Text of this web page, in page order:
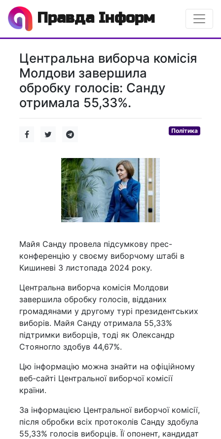
Правда Інформ
Центральна виборча комісія
Молдови завершила
обробку голосів: Санду
отримала 55,33%.
Політика
Майя Санду провела підсумкову прес-
конференцію у своєму виборчому штабі в
Кишиневі 3 листопада 2024 року.
Центральна виборча комісія Молдови
завершила обробку голосів, відданих
громадянами у другому турі президентських
виборів. Майя Санду отримала 55,33%
підтримки виборців, тоді як Олександр
Стояногло здобув 44,67%.
Цю інформацію можна знайти на офіційному
веб-сайті Центральної виборчої комісії
країни.
За інформацією Центральної виборчої комісії,
після обробки всіх протоколів Санду здобула
55,33% голосів виборців. Її опонент, кандидат